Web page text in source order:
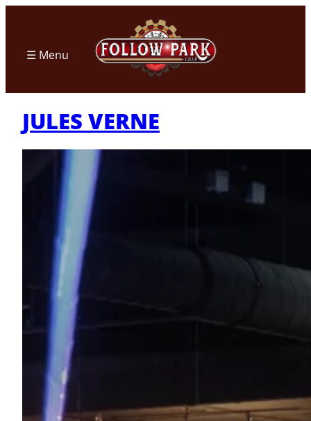
☰ Menu
JULES VERNE